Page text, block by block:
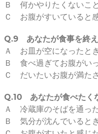
Ｂ 何かやりたくないこ
Ｃ お腹がすいていると
Q.9 あなたが食事を終え
Ａ お皿が空になったとき
Ｂ 食べ過ぎてお腹がい
Ｃ だいたいお腹が満た
Q.10 あなたが食べたく
Ａ 冷蔵庫のそばを通っ
Ｂ 気分が沈んでいるとき